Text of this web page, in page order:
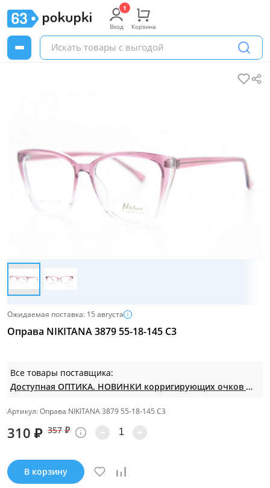
Вход Корзина
Ожидаемая поставка: 15 августа
Оправа NIKITANA 3879 55-18-145 C3
Все товары поставщика:
Доступная ОПТИКА. НОВИНКИ корригирующих очков по СУПЕР ценам. Таких нет на МП.
Артикул: Оправа NIKITANA 3879 55-18-145 C3
310 ₽ 357 ₽
В корзину